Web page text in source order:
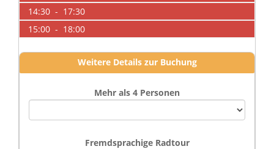
14:30 - 17:30
15:00 - 18:00
Weitere Details zur Buchung
Mehr als 4 Personen
Fremdsprachige Radtour